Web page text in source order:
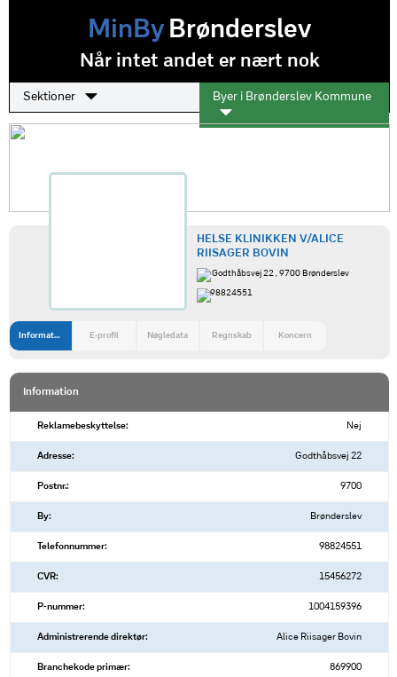
MinByBrønderslev
Når intet andet er nært nok
Sektioner Byer i Brønderslev Kommune
HELSE KLINIKKEN V/ALICE
RIISAGER BOVIN
Godthåbsvej 22 , 9700 Brønderslev
98824551
Information E-profil Nøgledata Regnskab Koncern
Information
Reklamebeskyttelse: Nej
Adresse: Godthåbsvej 22
Postnr.: 9700
By: Brønderslev
Telefonnummer: 98824551
CVR: 15456272
P-nummer: 1004159396
Administrerende direktør: Alice Riisager Bovin
Branchekode primær: 869900